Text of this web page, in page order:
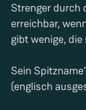
Strenger durch
erreichbar,
gibt wenige,
Sein
(englisch